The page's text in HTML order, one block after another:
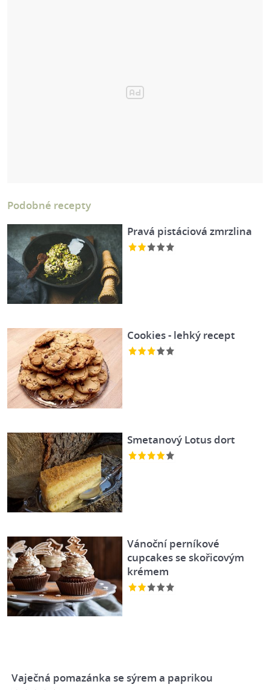
Podobné recepty
Pravá pistáciová zmrzlina
Cookies - lehký recept
Smetanový Lotus dort
Vánoční perníkové
cupcakes se skořicovým
krémem
Vaječná pomazánka se sýrem a paprikou